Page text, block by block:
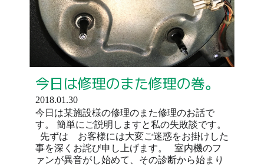
今日は修理のまた修理の巻。
2018.01.30
今日は某施設様の修理のまた修理のお話で
す。 簡単にご説明しますと私の失敗談です。
先ずは お客様には大変ご迷惑をお掛けした
事を深くお詫び申し上げます。 室内機のフ
ァンが異音がし始めて、その診断から始まり